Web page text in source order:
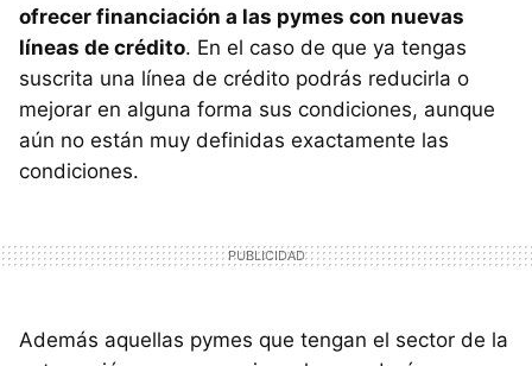
ofrecer financiación a las pymes con nuevas
líneas de crédito. En el caso de que ya tengas
suscrita una línea de crédito podrás reducirla o
mejorar en alguna forma sus condiciones, aunque
aún no están muy definidas exactamente las
condiciones.
Además aquellas pymes que tengan el sector de la